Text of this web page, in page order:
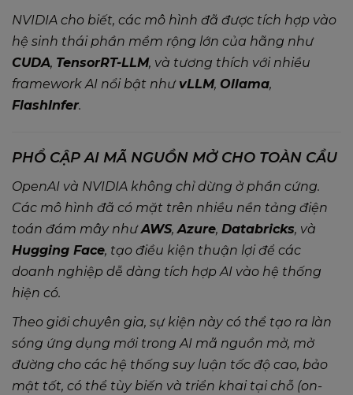
NVIDIA cho biết, các mô hình đã được tích hợp vào
hệ sinh thái phần mềm rộng lớn của hãng như
CUDA, TensorRT-LLM, và tương thích với nhiều
framework AI nổi bật như vLLM, Ollama,
FlashInfer.
PHỔ CẬP AI MÃ NGUỒN MỞ CHO TOÀN CẦU
OpenAI và NVIDIA không chỉ dừng ở phần cứng.
Các mô hình đã có mặt trên nhiều nền tảng điện
toán đám mây nhưAWS,Azure, Databricks, và
Hugging Face, tạo điều kiện thuận lợi để các
doanh nghiệp dễ dàng tích hợp AI vào hệ thống
hiện có.
Theo giới chuyên gia, sự kiện này có thể tạo ra làn
sóng ứng dụng mới trong AI mã nguồn mở, mở
đường cho các hệ thống suy luận tốc độ cao, bảo
mật tốt, có thể tùy biến và triển khai tại chỗ (on-